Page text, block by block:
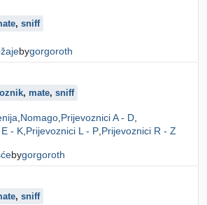
, sniff
bygorgoroth
, mate, sniff
Nomago Prijevoznici A - D
- K Prijevoznici L - P Prijevoznici R - Z
bygorgoroth
, sniff